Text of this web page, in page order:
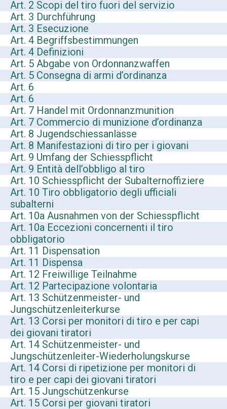
Art. 2 Scopi del tiro fuori del servizio
Art. 3 Durchführung
Art. 3 Esecuzione
Art. 4 Begriffsbestimmungen
Art. 4 Definizioni
Art. 5 Abgabe von Ordonnanzwaffen
Art. 5 Consegna di armi d’ordinanza
Art. 6
Art. 6
Art. 7 Handel mit Ordonnanzmunition
Art. 7 Commercio di munizione d’ordinanza
Art. 8 Jugendschiessanlässe
Art. 8 Manifestazioni di tiro per i giovani
Art. 9 Umfang der Schiesspflicht
Art. 9 Entità dell’obbligo al tiro
Art. 10 Schiesspflicht der Subalternoffiziere
Art. 10 Tiro obbligatorio degli ufficiali
subalterni
Art. 10a Ausnahmen von der Schiesspflicht
Art. 10a Eccezioni concernenti il tiro
obbligatorio
Art. 11 Dispensation
Art. 11 Dispensa
Art. 12 Freiwillige Teilnahme
Art. 12 Partecipazione volontaria
Art. 13 Schützenmeister- und
Jungschützenleiterkurse
Art. 13 Corsi per monitori di tiro e per capi
dei giovani tiratori
Art. 14 Schützenmeister- und
Jungschützenleiter-Wiederholungskurse
Art. 14 Corsi di ripetizione per monitori di
tiro e per capi dei giovani tiratori
Art. 15 Jungschützenkurse
Art. 15 Corsi per giovani tiratori